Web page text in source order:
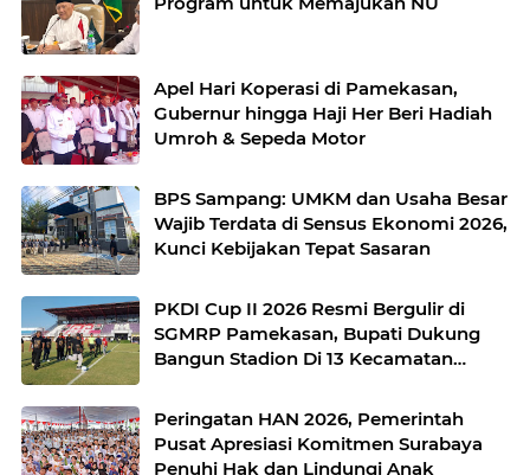
Apel Hari Koperasi di Pamekasan,
Gubernur hingga Haji Her Beri Hadiah
Umroh & Sepeda Motor
BPS Sampang: UMKM dan Usaha Besar
Wajib Terdata di Sensus Ekonomi 2026,
Kunci Kebijakan Tepat Sasaran
PKDI Cup II 2026 Resmi Bergulir di
SGMRP Pamekasan, Bupati Dukung
Bangun Stadion Di 13 Kecamatan
Peringatan HAN 2026, Pemerintah
Pusat Apresiasi Komitmen Surabaya
Penuhi Hak dan Lindungi Anak